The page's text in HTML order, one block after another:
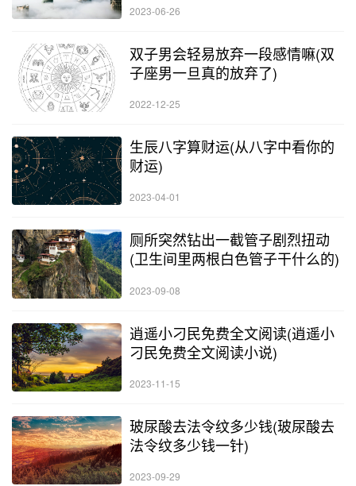
2023-06-26
双子男会轻易放弃一段感情嘛(双
子座男一旦真的放弃了)
2022-12-25
生辰八字算财运(从八字中看你的
财运)
2023-04-01
厕所突然钻出一截管子剧烈扭动
(卫生间里两根白色管子干什么的)
2023-09-08
逍遥小刁民免费全文阅读(逍遥小
刁民免费全文阅读小说)
2023-11-15
玻尿酸去法令纹多少钱(玻尿酸去
法令纹多少钱一针)
2023-09-29